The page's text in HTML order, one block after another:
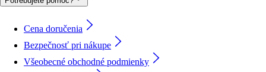
Cena doručenia
Bezpečnosť pri nákupe
Všeobecné obchodné podmienky